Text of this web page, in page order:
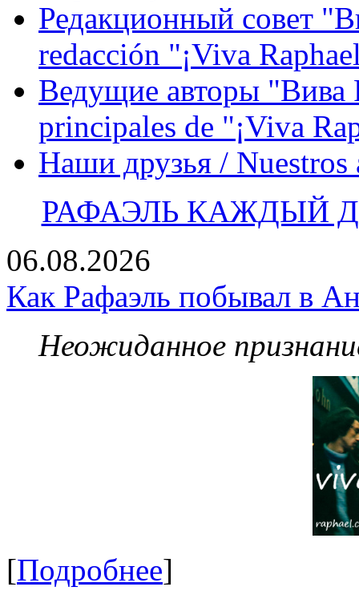
Редакционный совет
redacción "¡Viva
Ведущие авторы "Вива
principales de "¡Viva
Наши друзья / Nuestros
РАФАЭЛЬ КАЖДЫЙ
06.08.2026
Как Рафаэль побывал в
Неожиданное
[Подробнее]